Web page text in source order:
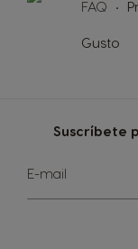
FAQ
Gusto
Suscríbete
Sign
Up
for
E-mail